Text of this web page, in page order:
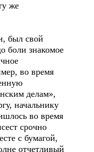
же
был свой
боли знакомое
во время
делам»,
начальнику
во время
срочно
с бумагой,
отчетливый